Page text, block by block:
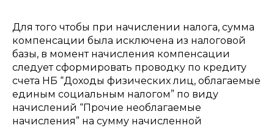
Для того чтобы при начислении налога, сумма
компенсации была исключена из налоговой
базы, в момент начисления компенсации
следует сформировать проводку по кредиту
счета НБ “Доходы физических лиц, облагаемые
единым социальным налогом” по виду
начислений “Прочие необлагаемые
начисления” на сумму начисленной